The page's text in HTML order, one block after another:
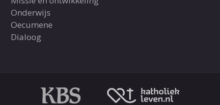
Onderwijs
Oecumene
Dialoog